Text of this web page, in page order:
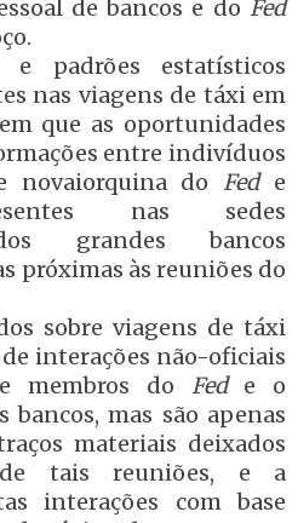
de bancos e do Fed
e padrões estatísticos
nas viagens de táxi em
que as oportunidades
entre indivíduos
novaiorquina do Fede
nas sedes
grandes bancos
próximas às reuniões do
sobre viagens de táxi
interações não-oficiais
membros do Fed e o
bancos, mas são apenas
materiais deixados
tais reuniões, e a
interações com base